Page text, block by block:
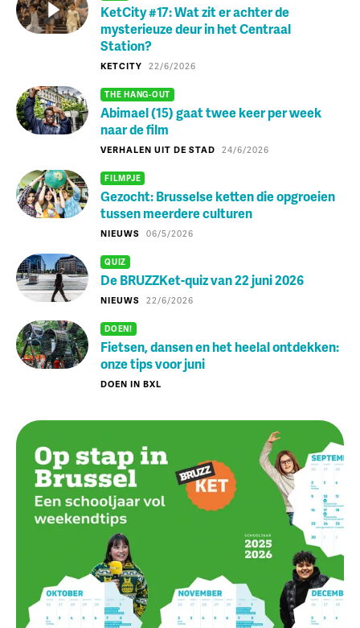
KetCity #17: Wat zit er achter de
mysterieuze deur in het Centraal
Station?
KETCITY 22/6/2026
THE HANG-OUT
Abimael (15) gaat twee keer per week
naar de film
VERHALEN UIT DE STAD 24/6/2026
FILMPJE
Gezocht: Brusselse ketten die opgroeien
tussen meerdere culturen
NIEUWS 06/5/2026
QUIZ
De BRUZZKet-quiz van 22 juni 2026
NIEUWS 22/6/2026
DOEN!
Fietsen, dansen en het heelal ontdekken:
onze tips voor juni
DOEN IN BXL